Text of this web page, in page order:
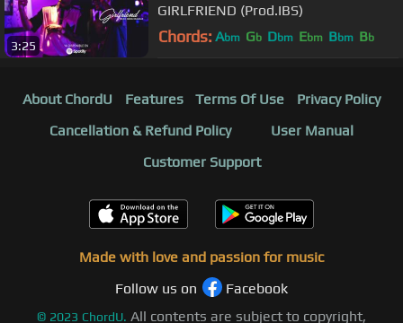
3:25
GIRLFRIEND (Prod.IBS)
Chords: Abm Gb Dbm Ebm Bbm Bb
About ChordU Features Terms Of Use
Privacy Policy
Cancellation & Refund Policy
User Manual
Customer Support
Made with love and passion for music
Follow us on
Facebook
© 2023 ChordU. All contents are subject to copyright,